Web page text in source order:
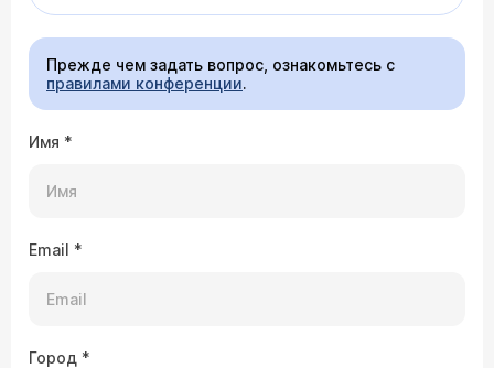
Прежде чем задать вопрос, ознакомьтесь с
правилами конференции.
Имя *
Email *
Город *